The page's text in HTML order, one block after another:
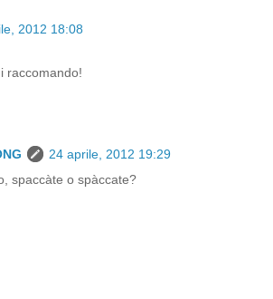
2012 18:08
raccomando!
24 aprile, 2012 19:29
spaccàte o spàccate?